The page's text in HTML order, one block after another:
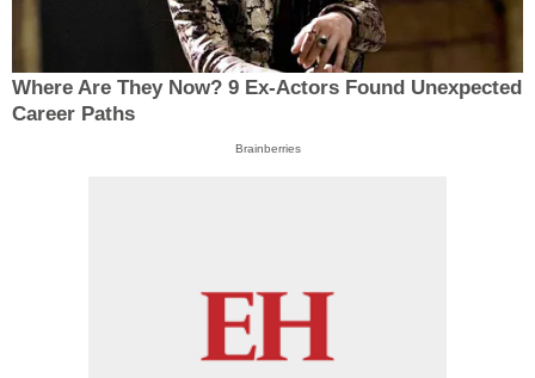
Where Are They Now? 9 Ex-Actors Found Unexpected
Career Paths
Brainberries